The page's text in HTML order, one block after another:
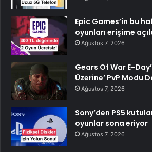
Epic Games’in bu
oyunları erişime
Ağustos 7, 2026
Gears Of War E-
Üzerine’ PvP Modu
Ağustos 7, 2026
Sony’den PS5
oyunlar sona eriyor
Ağustos 7, 2026